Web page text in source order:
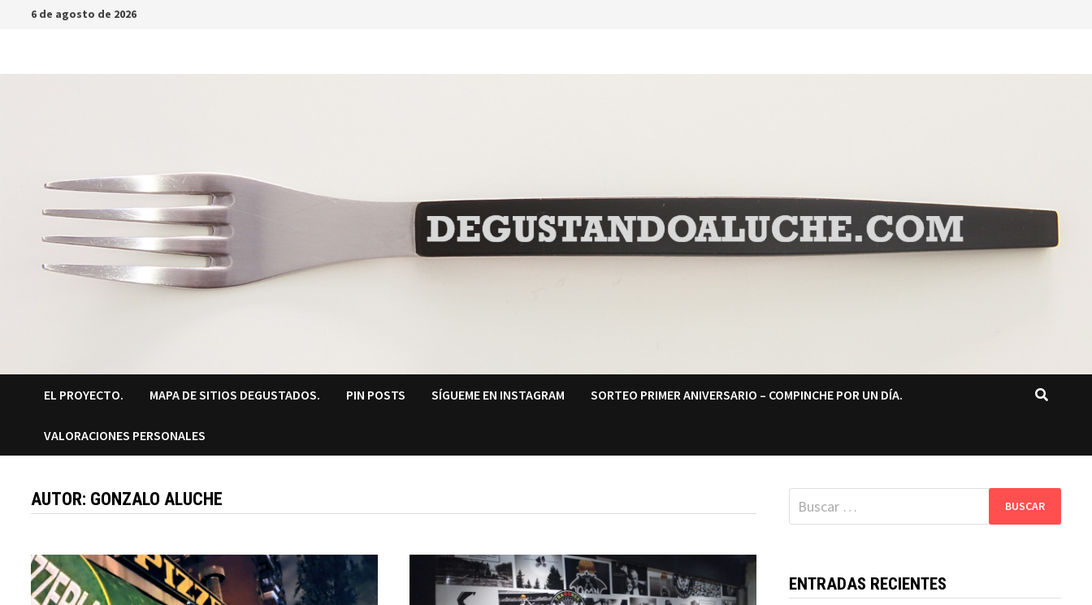
Saltar6 de agosto de 2026
EL PROYECTO. MAPA DE SITIOS DEGUSTADOS. PIN POSTS SÍGUEME EN INSTAGRAM SORTEO PRIMER ANIVERSARIO – COMPINCHE POR UN DÍA.
VALORACIONES PERSONALES
AUTOR: GONZALO ALUCHE Buscar:
ENTRADAS RECIENTES